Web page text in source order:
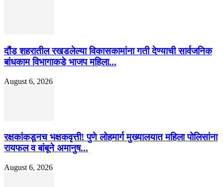
दौंड शहरातील रखडलेल्या विकासकामांना गती देण्याची सार्वजनिक
बांधकाम विभागाकडे भाजप महिला...
August 6, 2026
रक्षकांकडूनच भक्षकवृत्ती! पुणे लोहमार्ग मुख्यालयात महिला पोलिसांना
रायफल व बांबूने अमानुष...
August 6, 2026